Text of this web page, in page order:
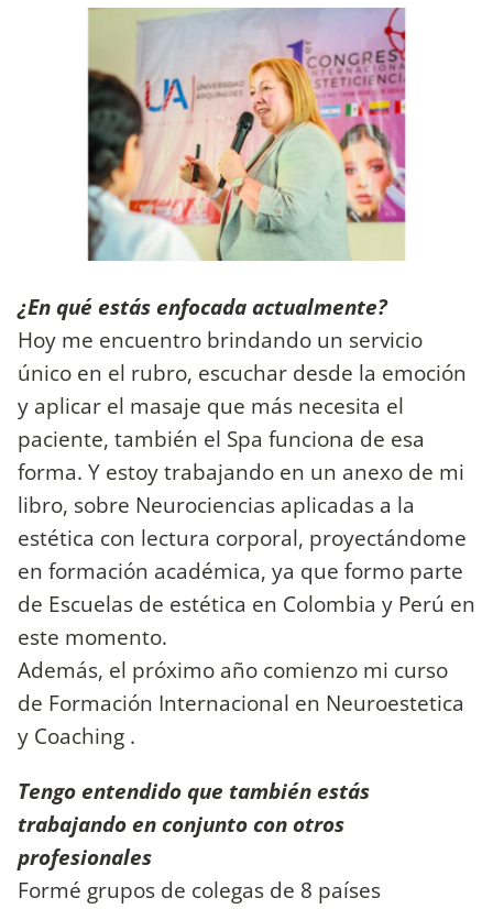
¿En qué estás enfocada actualmente?
Hoy me encuentro brindando un servicio
único en el rubro, escuchar desde la emoción
y aplicar el masaje que más necesita el
paciente, también el Spa funciona de esa
forma. Y estoy trabajando en un anexo de mi
libro, sobre Neurociencias aplicadas a la
estética con lectura corporal, proyectándome
en formación académica, ya que formo parte
de Escuelas de estética en Colombia y Perú en
este momento.
Además, el próximo año comienzo mi curso
de Formación Internacional en Neuroestetica
y Coaching .
Tengo entendido que también estás
trabajando en conjunto con otros
profesionales
Formé grupos de colegas de 8 países